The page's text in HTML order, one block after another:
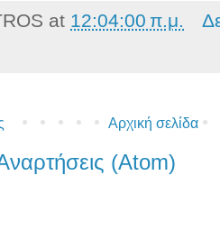
at 12:04:00 π.μ.
Αρχική σελίδα
(Atom)